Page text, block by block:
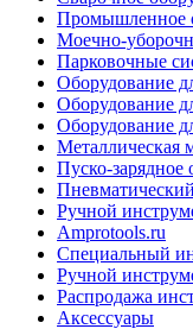
Промышленное
Моечно-
Парковочные
Оборудование
Оборудование
Оборудование
Металлическая
Пуско-зарядное
Ручной
Amprotools.ru
Специальный
Ручной
Распродажа
Аксессуары